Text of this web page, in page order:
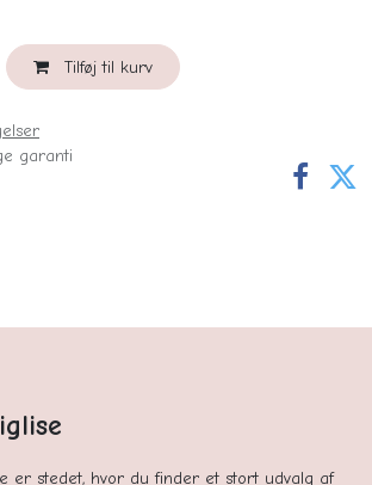
Tilføj til kurv
garanti
er stedet, hvor du finder et stort udvalg af